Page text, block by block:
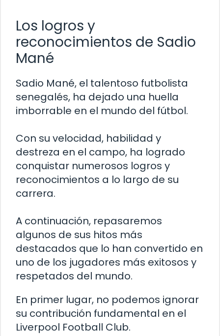
Los logros y
reconocimientos de Sadio
Mané
Sadio Mané, el talentoso futbolista
senegalés, ha dejado una huella
imborrable en el mundo del fútbol.
Con su velocidad, habilidad y
destreza en el campo, ha logrado
conquistar numerosos logros y
reconocimientos a lo largo de su
carrera.
A continuación, repasaremos
algunos de sus hitos más
destacados que lo han convertido en
uno de los jugadores más exitosos y
respetados del mundo.
En primer lugar, no podemos ignorar
su contribución fundamental en el
Liverpool Football Club.